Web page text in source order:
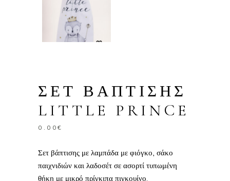
ΣΕΤ ΒΑΠΤΙΣΗΣ
LITTLE PRINCE
0.00€
Σετ βάπτισης με λαμπάδα με φιόγκο, σάκο
παιχνιδιών και λαδοσέτ σε ασορτί τυπωμένη
θήκη με μικρό πρίγκιπα πιγκουίνο.